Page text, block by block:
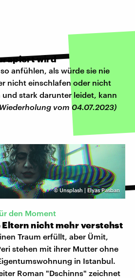
wird
anfühlen, als würde sie nie
nicht einschlafen oder nicht
stark darunter leidet, kann
vom 04.07.2023)
©Unsplash | Elyas Pasban
den Moment
nicht mehr verstehst
Traum erfüllt, aber Ümit,
stehen mit ihrer Mutter ohne
in Istanbul.
Roman "Dschinns" zeichnet